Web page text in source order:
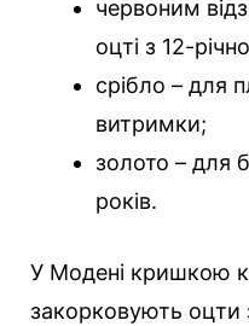
червоним
оцті з 12-
срібло – для
витримки;
золото – для
років.
У Модені кришкою
закорковують